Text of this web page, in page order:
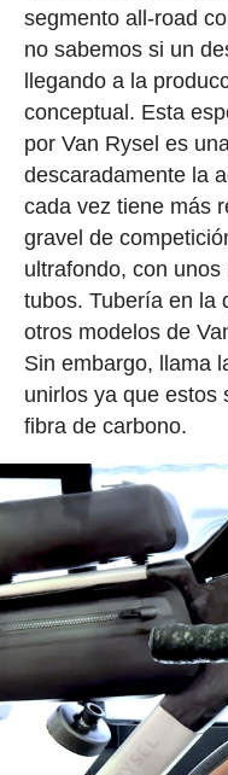
segmento all-road
no sabemos si un
llegando a la
conceptual. Esta
por Van Rysel es
descaradamente la
cada vez tiene más
gravel de
ultrafondo, con
tubos. Tubería en la
otros modelos de
Sin embargo, llama
unirlos ya que estos
fibra de carbono.